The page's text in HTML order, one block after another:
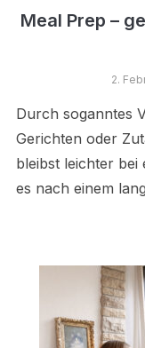
Meal Prep –
2.
Durch soganntes
Gerichten oder
bleibst leichter bei
es nach einem